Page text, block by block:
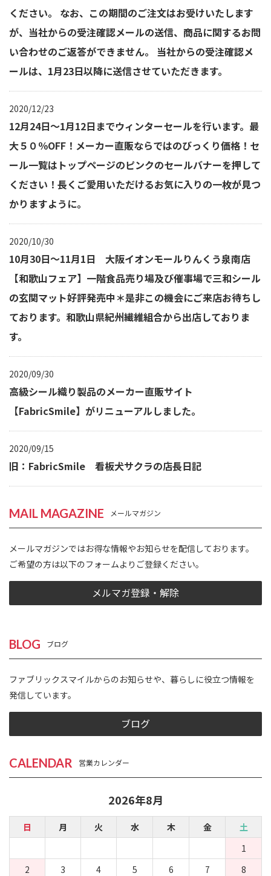
ください。 なお、この期間のご注文はお受けいたします
が、当社からの受注確認メールの送信、商品に関するお問
い合わせのご返答ができません。 当社からの受注確認メ
ールは、1月23日以降に送信させていただきます。
2020/12/23
12月24日～1月12日までウィンターセールを行います。最
大５０％OFF！メーカー直販ならではのびっくり価格！セ
ール一覧はトップページのピンクのセールバナーを押して
ください！長くご愛用いただけるお気に入りの一枚が見つ
かりますように。
2020/10/30
10月30日～11月1日 大阪イオンモールりんくう泉南店
【和歌山フェア】一階食品売り場及び催事場で三和シール
の玄関マット好評発売中＊是非この機会にご来店お待ちし
ております。和歌山県紀州繊維組合から出店しておりま
す。
2020/09/30
高級シール織り製品のメーカー直販サイト
【FabricSmile】がリニューアルしました。
2020/09/15
旧：FabricSmile 看板犬サクラの店長日記
MAIL MAGAZINE メールマガジン
メールマガジンではお得な情報やお知らせを配信しております。
ご希望の方は以下のフォームよりご登録ください。
メルマガ登録・解除
BLOG ブログ
ファブリックスマイルからのお知らせや、暮らしに役立つ情報を
発信しています。
ブログ
CALENDAR 営業カレンダー
2026年8月
日 月 火 水 木 金
土
1
2
3 4 5 6 7
8